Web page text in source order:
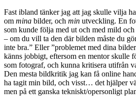
Fast ibland tänker jag att jag skulle vilja
om mina bilder, och min utveckling. En
som kunde följa med ut och med mild
– om du vill ta den där bilden måste du
inte bra.” Eller ”problemet med dina
känns jobbigt, eftersom en mentor skulle
som fotograf, och kunna kritisera utifrån
Den mesta bildkritik jag kan få online
ha tagit min bild, och visst… det hjälper
men på ett ganska tekniskt/opersonligt